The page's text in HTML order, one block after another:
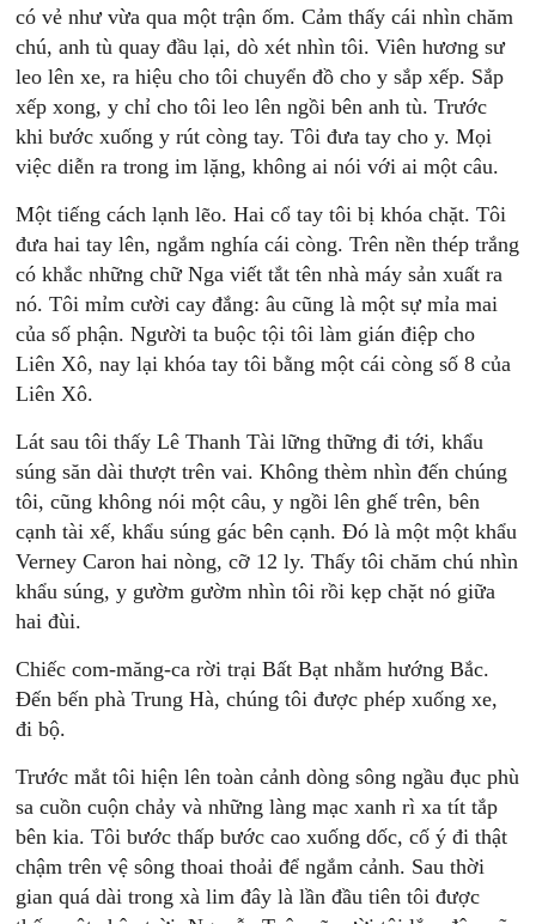
có vẻ như vừa qua một trận ốm. Cảm thấy cái nhìn chăm
chú, anh tù quay đầu lại, dò xét nhìn tôi. Viên hương sư
leo lên xe, ra hiệu cho tôi chuyển đồ cho y sắp xếp. Sắp
xếp xong, y chỉ cho tôi leo lên ngồi bên anh tù. Trước
khi bước xuống y rút còng tay. Tôi đưa tay cho y. Mọi
việc diễn ra trong im lặng, không ai nói với ai một câu.
Một tiếng cách lạnh lẽo. Hai cổ tay tôi bị khóa chặt. Tôi
đưa hai tay lên, ngắm nghía cái còng. Trên nền thép trắng
có khắc những chữ Nga viết tắt tên nhà máy sản xuất ra
nó. Tôi mỉm cười cay đắng: âu cũng là một sự mỉa mai
của số phận. Người ta buộc tội tôi làm gián điệp cho
Liên Xô, nay lại khóa tay tôi bằng một cái còng số 8 của
Liên Xô.
Lát sau tôi thấy Lê Thanh Tài lững thững đi tới, khẩu
súng săn dài thượt trên vai. Không thèm nhìn đến chúng
tôi, cũng không nói một câu, y ngồi lên ghế trên, bên
cạnh tài xế, khẩu súng gác bên cạnh. Ðó là một một khẩu
Verney Caron hai nòng, cỡ 12 ly. Thấy tôi chăm chú nhìn
khẩu súng, y gườm gườm nhìn tôi rồi kẹp chặt nó giữa
hai đùi.
Chiếc com-măng-ca rời trại Bất Bạt nhằm hướng Bắc.
Ðến bến phà Trung Hà, chúng tôi được phép xuống xe,
đi bộ.
Trước mắt tôi hiện lên toàn cảnh dòng sông ngầu đục phù
sa cuồn cuộn chảy và những làng mạc xanh rì xa tít tắp
bên kia. Tôi bước thấp bước cao xuống dốc, cố ý đi thật
chậm trên vệ sông thoai thoải để ngắm cảnh. Sau thời
gian quá dài trong xà lim đây là lần đầu tiên tôi được